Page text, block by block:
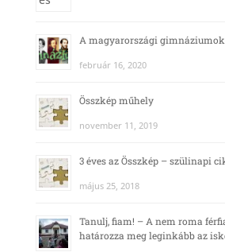
A magyarországi
február 16, 2020
Összkép műhely
november 11, 2019
3 éves az Összkép – szülinapi
május 25, 2018
Tanulj, fiam! – A nem roma
határozza meg leginkább az